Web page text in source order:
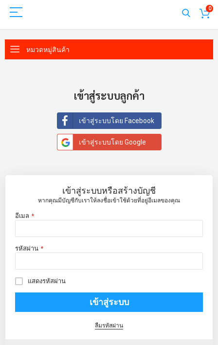
0
หมวดหมู่สินค้า
เข้าสู่ระบบลูกค้า
เข้าสู่ระบบโดย Facebook
เข้าสู่ระบบโดย Google
เข้าสู่ระบบหรือสร้างบัญชี
หากคุณมีบัญชีกับเราให้ลงชื่อเข้าใช้ด้วยที่อยู่อีเมลของคุณ
อีเมล
รหัสผ่าน
แสดงรหัสผ่าน
เข้าสู่ระบบ
ลืมรหัสผ่าน